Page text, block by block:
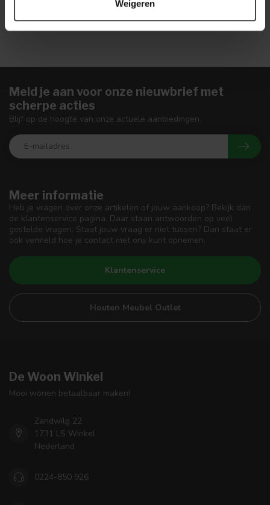
Weigeren
Meer informatie
Heb je vragen over onze artikelen of jouw aankoop? Bekijk dan
de klantenservice pagina. Daar staan antwoorden op veel
gestelde vragen. Staat jouw vraag er niet tussen? Dan staat er
ook vermeld hoe je contact met ons kunt opnemen.
Klantenservice
Houten Meubel Outlet
Meld je aan voor onze nieuwbrief met
scherpe acties
Blijf op de hoogte van onze actuele aanbiedingen
De Woon Winkel
Mooi wonen betaalbaar maken!
Zandwilg 22
1731 LS Winkel
Nederland
0224-850 926